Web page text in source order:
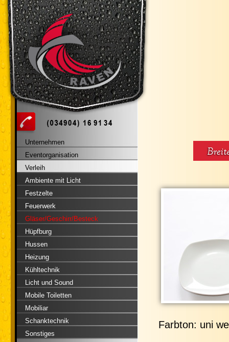
Unternehmen
Eventorganisation
Verleih
Ambiente mit Licht
Festzelte
Feuerwerk
Gläser/Geschirr/Besteck
Hüpfburg
Hussen
Heizung
Kühltechnik
Licht und Sound
Mobile Toiletten
Mobiliar
Schanktechnik
Sonstiges
Farbton: uni